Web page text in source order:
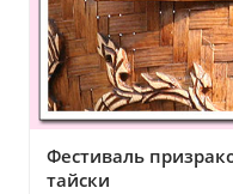
Фестиваль
тайски